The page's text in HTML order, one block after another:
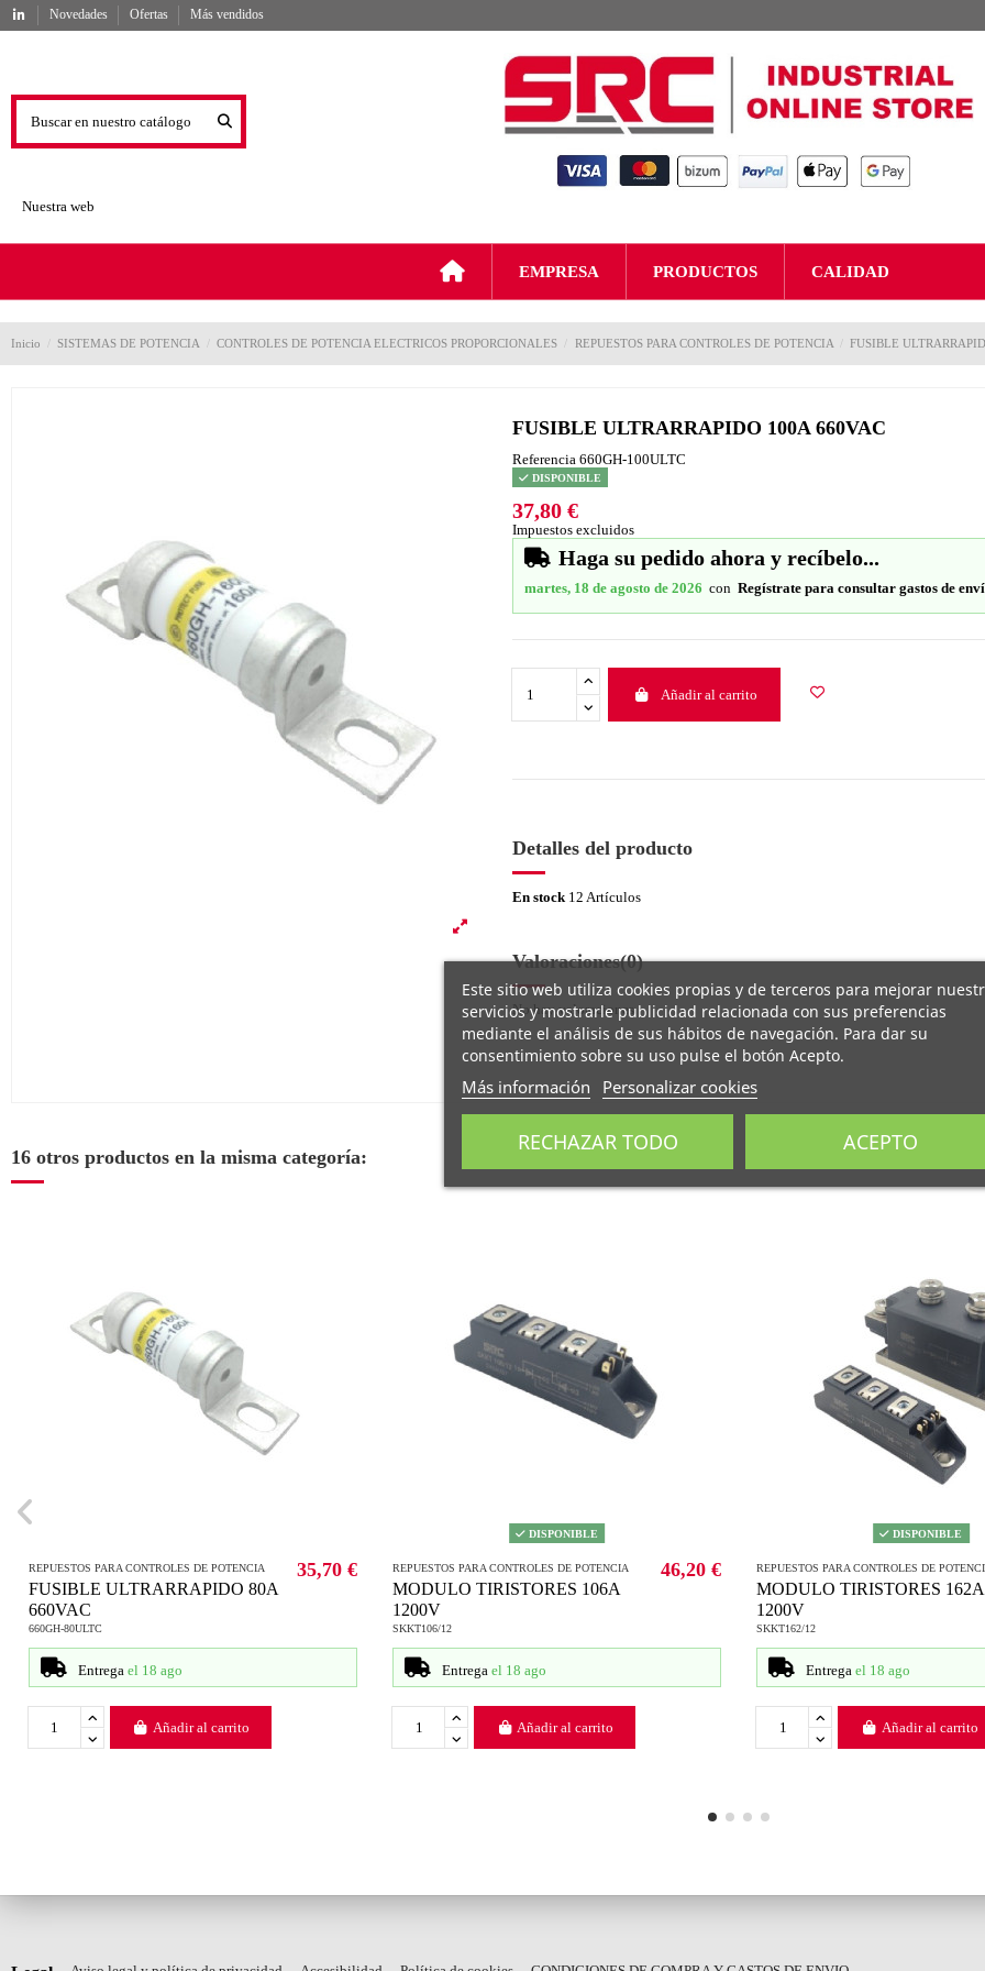
Novedades Ofertas Más vendidos
Nuestra web
Este sitio web utiliza cookies propias y de terceros para mejorar
servicios y mostrarle publicidad relacionada con sus preferencias
mediante el análisis de sus hábitos de navegación. Para dar su
consentimiento sobre su uso pulse el botón Acepto.
Más información Personalizar cookies
RECHAZAR TODO ACEPTO
EMPRESA PRODUCTOS CALIDAD
Inicio SISTEMAS DE POTENCIA CONTROLES DE POTENCIA ELECTRICOS PROPORCIONALES REPUESTOS PARA CONTROLES DE POTENCIA FUSIBLE
FUSIBLE ULTRARRAPIDO 100A 660VAC
Referencia 660GH-100ULTC
DISPONIBLE
37,80 €
Impuestos excluidos
Haga su pedido ahora y recíbelo...
martes, 18 de agosto de 2026 con Regístrate para consultar gastos de
Añadir al carrito
Detalles del producto
En stock 12 Artículos
Valoraciones(0)
No hay valoraciones
16 otros productos en la misma categoría:
REPUESTOS PARA CONTROLES DE POTENCIA
FUSIBLE ULTRARRAPIDO 80A
660VAC
660GH-80ULTC
35,70 €
Entrega el 18 ago
Añadir al carrito
DISPONIBLE
REPUESTOS PARA CONTROLES DE POTENCIA
MODULO TIRISTORES 106A
1200V
SKKT106/12
46,20 €
Entrega el 18 ago
Añadir al carrito
DISPONIBLE
REPUESTOS PARA CONTROLES DE
MODULO TIRISTORES 162A
1200V
SKKT162/12
Entregael 18 ago
Añadir al carrito